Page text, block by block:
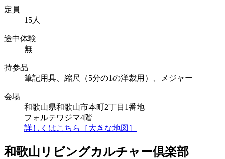
定員
15人
途中体験
無
持参品
筆記用具、縮尺（5分の1の洋裁用）、メジャー
会場
和歌山県和歌山市本町2丁目1番地
フォルテワジマ4階
詳しくはこちら［大きな地図］
和歌山リビングカルチャー倶楽部